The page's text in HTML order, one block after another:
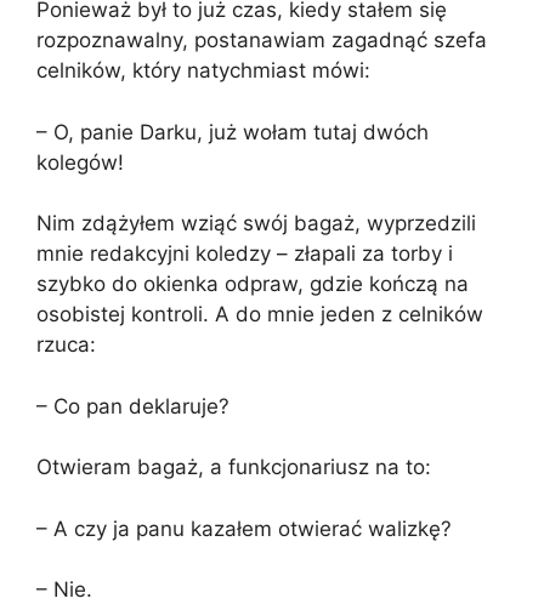
Ponieważ był to już czas, kiedy stałem się
rozpoznawalny, postanawiam zagadnąć szefa
celników, który natychmiast mówi:
– O, panie Darku, już wołam tutaj dwóch
kolegów!
Nim zdążyłem wziąć swój bagaż, wyprzedzili
mnie redakcyjni koledzy – złapali za torby i
szybko do okienka odpraw, gdzie kończą na
osobistej kontroli. A do mnie jeden z celników
rzuca:
– Co pan deklaruje?
Otwieram bagaż, a funkcjonariusz na to:
– A czy ja panu kazałem otwierać walizkę?
– Nie.